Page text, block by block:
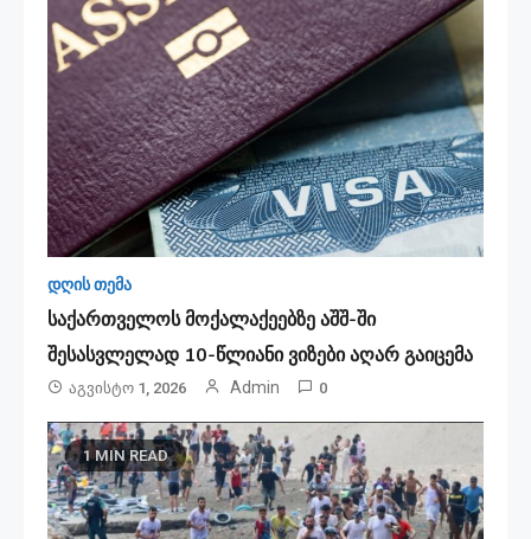
დღის თემა
საქართველოს მოქალაქეებზე აშშ-ში
შესასვლელად 10-წლიანი ვიზები აღარ გაიცემა
Აგვისტო 1, 2026 Admin 0
1 MIN READ